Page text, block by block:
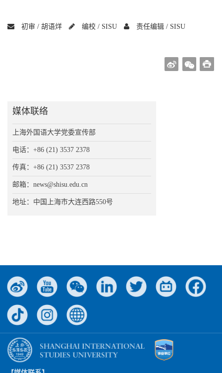
初审 / 胡语烊 编校 / SISU 责任编辑 / SISU
媒体联络
上海外国语大学党委宣传部
电话：+86 (21) 3537 2378
传真：+86 (21) 3537 2378
邮箱：news@shisu.edu.cn
地址：中国上海市大连西路550号